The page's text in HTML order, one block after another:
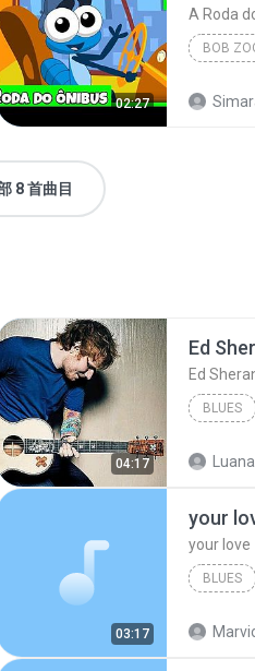
02:27
A Roda
8 首曲目
04:17
Ed
Ed
BLUES
03:17
your
your love
BLUES